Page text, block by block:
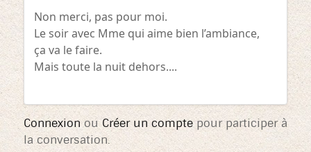
Non merci, pas pour moi.
Le soir avec Mme qui aime bien l’ambiance,
ça va le faire.
Mais toute la nuit dehors....
ConnexionouCréer un compte pour participer à
la conversation.